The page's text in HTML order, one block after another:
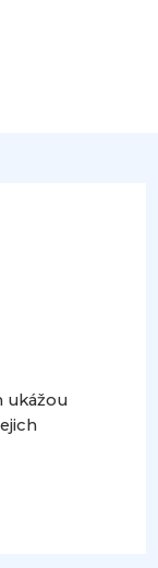
ukážou